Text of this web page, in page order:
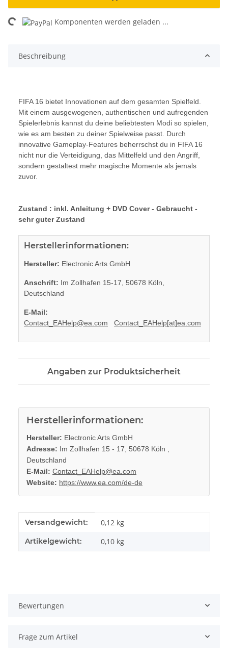
Komponenten werden geladen ...
Beschreibung
FIFA 16 bietet Innovationen auf dem gesamten Spielfeld.
Mit einem ausgewogenen, authentischen und aufregenden
Spielerlebnis kannst du deine beliebtesten Modi so spielen,
wie es am besten zu deiner Spielweise passt. Durch
innovative Gameplay-Features beherrschst du in FIFA 16
nicht nur die Verteidigung, das Mittelfeld und den Angriff,
sondern gestaltest mehr magische Momente als jemals
zuvor.
Zustand : inkl. Anleitung + DVD Cover - Gebraucht -
sehr guter Zustand
Herstellerinformationen:
Hersteller: Electronic Arts GmbH
Anschrift: Im Zollhafen 15-17, 50678 Köln,
Deutschland
E-Mail:
Contact_EAHelp@ea.com
Contact_EAHelp[at]ea.com
Angaben zur Produktsicherheit
Herstellerinformationen:
Hersteller: Electronic Arts GmbH
Adresse: Im Zollhafen 15 - 17, 50678 Köln ,
Deutschland
E-Mail: Contact_EAHelp@ea.com
Website: https://www.ea.com/de-de
Produkteigenschaft
Wert
Versandgewicht: 0,12 kg
Artikelgewicht: 0,10 kg
Bewertungen
Frage zum Artikel